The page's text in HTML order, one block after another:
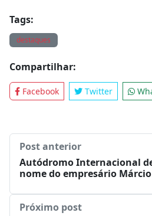
Tags:
destaques
Compartilhar:
Facebook Twitter
Post anterior
Autódromo Internacional
nome do empresário
Próximo post